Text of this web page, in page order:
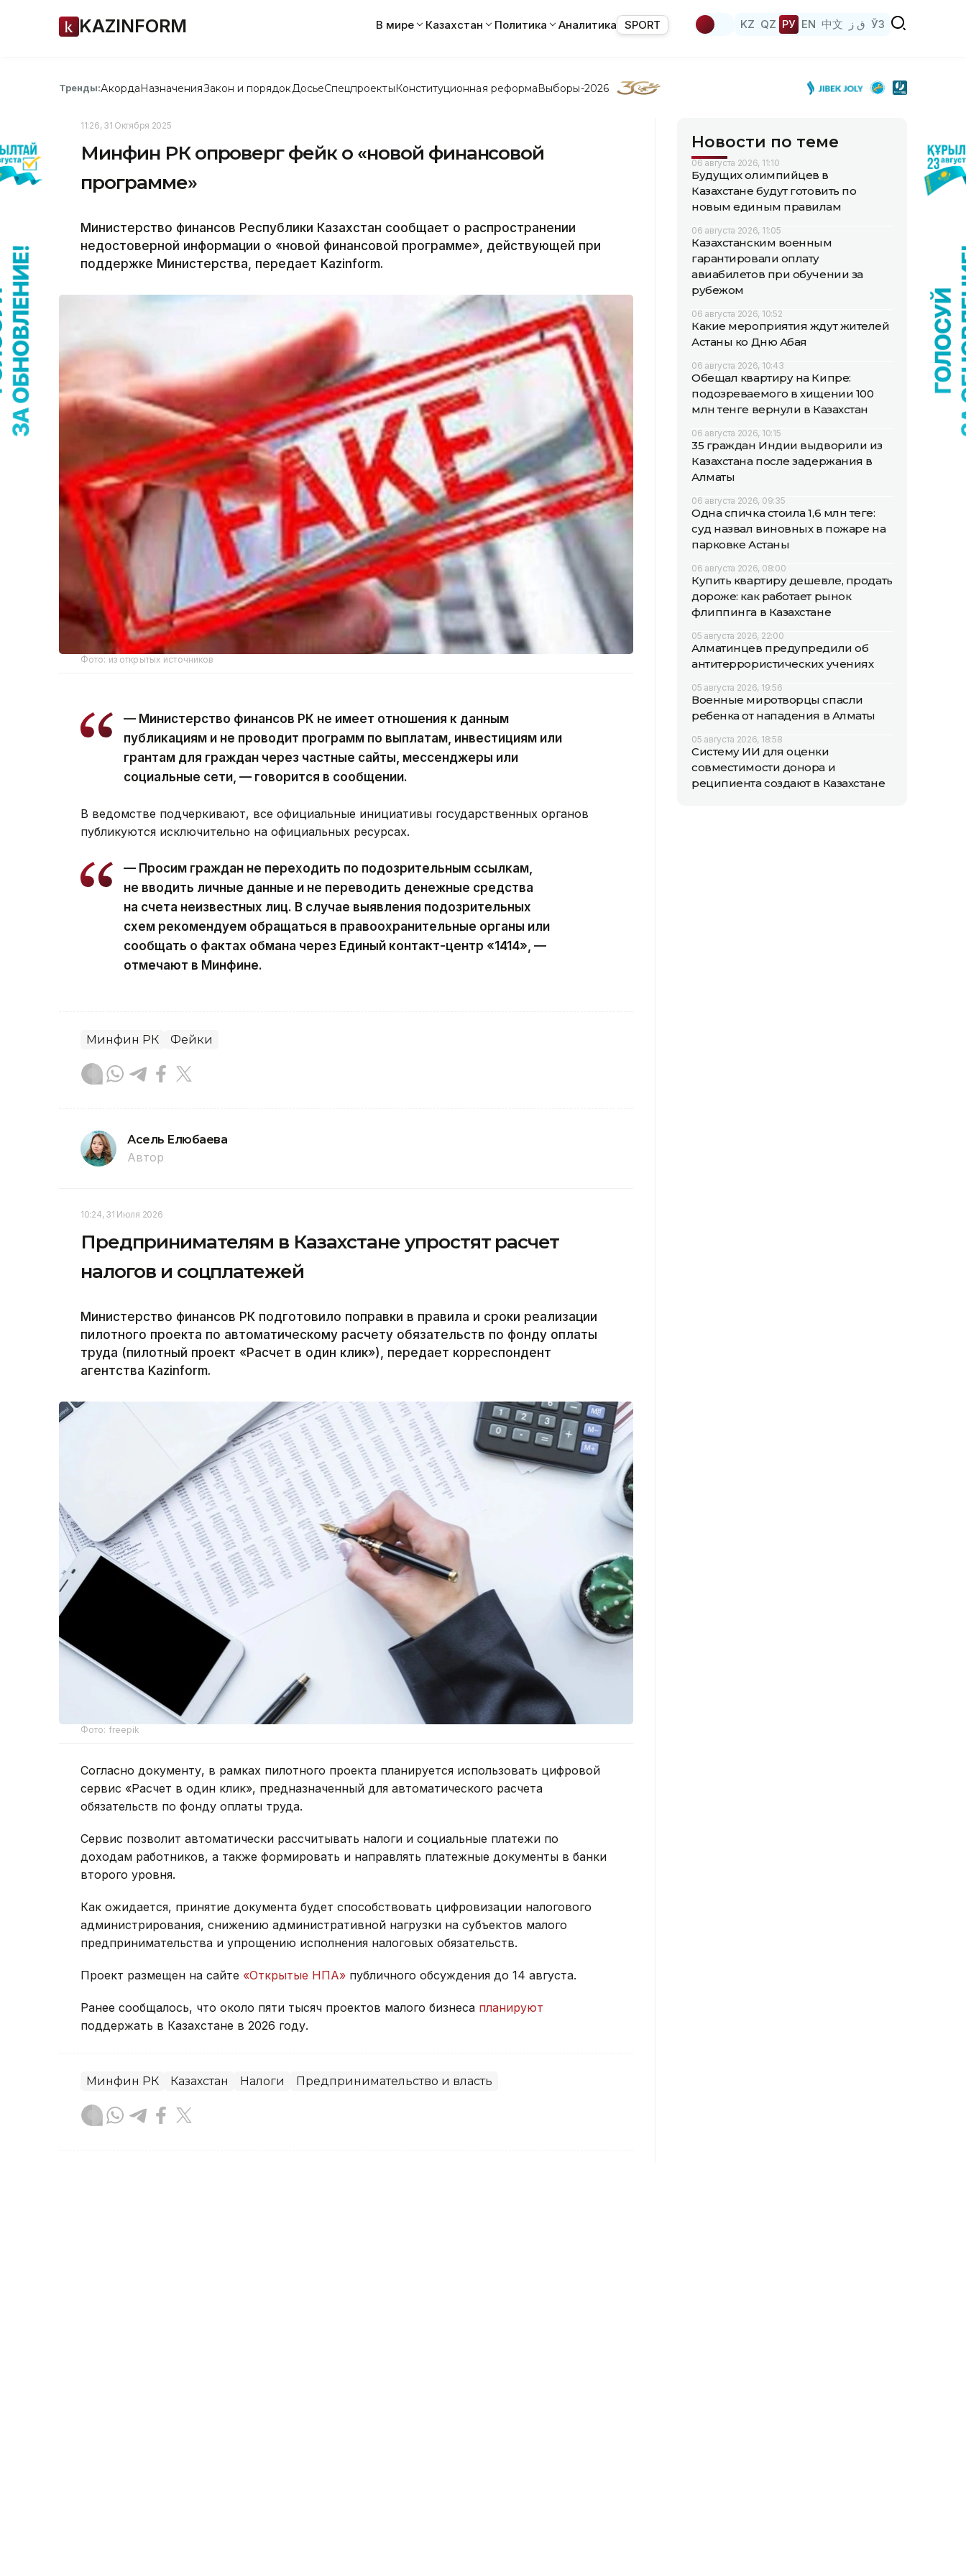
KAZINFORM В мире Казахстан Политика Аналитика SPORT KZ QZ РУ EN 中文 ق ز ЎЗ
Тренды:АкордаНазначенияЗакон и порядок ДосьеСпецпроектыКонституционная реформаВыборы-2026
11:26, 31 Октября 2025
Минфин РК опроверг фейк о «новой финансовой
программе»
Министерство финансов Республики Казахстан сообщает о распространении
недостоверной информации о «новой финансовой программе», действующей при
поддержке Министерства, передает Kazinform.
Фото: из открытых источников
— Министерство финансов РК не имеет отношения к данным
публикациям и не проводит программ по выплатам, инвестициям или
грантам для граждан через частные сайты, мессенджеры или
социальные сети, — говорится в сообщении.
В ведомстве подчеркивают, все официальные инициативы государственных органов
публикуются исключительно на официальных ресурсах.
— Просим граждан не переходить по подозрительным ссылкам,
не вводить личные данные и не переводить денежные средства
на счета неизвестных лиц. В случае выявления подозрительных
схем рекомендуем обращаться в правоохранительные органы или
сообщать о фактах обмана через Единый контакт-центр «1414», —
отмечают в Минфине.
Минфин РК Фейки
Асель Елюбаева
Автор
10:24, 31 Июля 2026
Предпринимателям в Казахстане упростят расчет
налогов и соцплатежей
Министерство финансов РК подготовило поправки в правила и сроки реализации
пилотного проекта по автоматическому расчету обязательств по фонду оплаты
труда (пилотный проект «Расчет в один клик»), передает корреспондент
агентства Kazinform.
Фото: freepik
Согласно документу, в рамках пилотного проекта планируется использовать цифровой
сервис «Расчет в один клик», предназначенный для автоматического расчета
обязательств по фонду оплаты труда.
Сервис позволит автоматически рассчитывать налоги и социальные платежи по
доходам работников, а также формировать и направлять платежные документы в банки
второго уровня.
Как ожидается, принятие документа будет способствовать цифровизации налогового
администрирования, снижению административной нагрузки на субъектов малого
предпринимательства и упрощению исполнения налоговых обязательств.
Проект размещен на сайте «Открытые НПА» публичного обсуждения до 14 августа.
Ранее сообщалось, что около пяти тысяч проектов малого бизнеса планируют
поддержать в Казахстане в 2026 году.
Минфин РК Казахстан Налоги Предпринимательство и власть
Новости по теме
06 августа 2026, 11:10
Будущих олимпийцев в
Казахстане будут готовить по
новым единым правилам
06 августа 2026, 11:05
Казахстанским военным
гарантировали оплату
авиабилетов при обучении за
рубежом
06 августа 2026, 10:52
Какие мероприятия ждут жителей
Астаны ко Дню Абая
06 августа 2026, 10:43
Обещал квартиру на Кипре:
подозреваемого в хищении 100
млн тенге вернули в Казахстан
06 августа 2026, 10:15
35 граждан Индии выдворили из
Казахстана после задержания в
Алматы
06 августа 2026, 09:35
Одна спичка стоила 1,6 млн теңге:
суд назвал виновных в пожаре на
парковке Астаны
06 августа 2026, 08:00
Купить квартиру дешевле, продать
дороже: как работает рынок
флиппинга в Казахстане
05 августа 2026, 22:00
Алматинцев предупредили об
антитеррористических учениях
05 августа 2026, 19:56
Военные миротворцы спасли
ребенка от нападения в Алматы
05 августа 2026, 18:58
Систему ИИ для оценки
совместимости донора и
реципиента создают в Казахстане